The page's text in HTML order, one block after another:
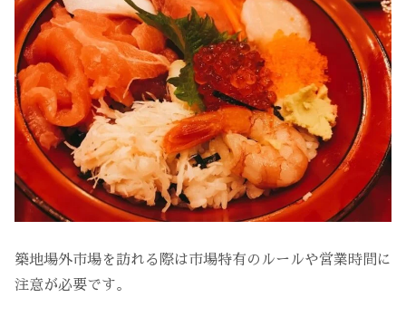
築地場外市場を訪れる際は市場特有のルールや営業時間に
注意が必要です。